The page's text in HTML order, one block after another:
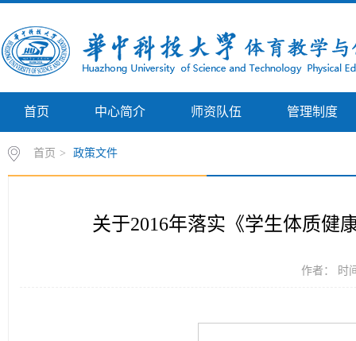
首页 中心简介 师资队伍 管理制度
首页 > 政策文件
关于2016年落实《学生体质健
作者： 时